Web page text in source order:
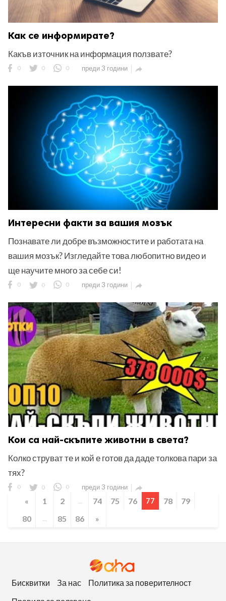
Как се информирате?
Какъв източник на информация ползвате?
0 0 0 преди 3 години 
Интересни факти за вашия мозък
Познавате ли добре възможностите и работата на
вашия мозък? Изгледайте това любопитно видео и
ще научите много за себе си!
0 0 0 преди 3 години 
Кои са най-скъпите животни в света?
Колко струват те и кой е готов да даде толкова пари за
тях?
0 0 0 преди 3 години 
« 1 2 ... 74 75 76 77 78
79
80
... 85 86 »
Бисквитки За нас
Политика за поверителност